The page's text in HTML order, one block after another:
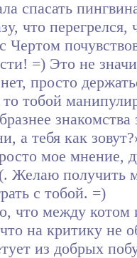
спасать
что
Чертом
=) Это не
просто
тобой
знакомства
а тебя как
мое мнение,
Желаю получить
с тобой. =)
что между котом
на критику не
из добрых